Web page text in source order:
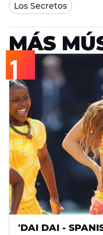
Los Secretos
MÁS
'DAI DAI -